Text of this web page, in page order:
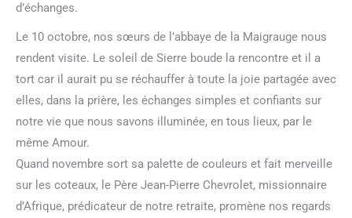
d’échanges.
Le 10 octobre, nos sœurs de l’abbaye de la Maigrauge nous
rendent visite. Le soleil de Sierre boude la rencontre et il a
tort car il aurait pu se réchauffer à toute la joie partagée avec
elles, dans la prière, les échanges simples et confiants sur
notre vie que nous savons illuminée, en tous lieux, par le
même Amour.
Quand novembre sort sa palette de couleurs et fait merveille
sur les coteaux, le Père Jean-Pierre Chevrolet, missionnaire
d’Afrique, prédicateur de notre retraite, promène nos regards